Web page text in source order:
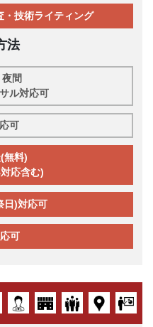
・技術ライティング
法
間
ル対応可
可
無料)
応含む)
日)対応可
可